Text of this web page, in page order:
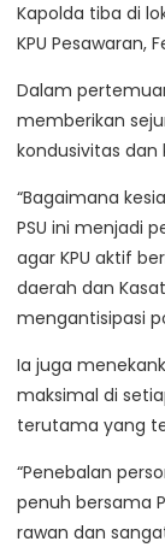
Kapolda tiba di
KPU Pesawaran,
Dalam
memberikan
kondusivitas dan
“Bagaimana
PSU ini menjadi
agar KPU aktif
daerah dan
mengantisipasi
Ia juga
maksimal di
terutama yang
“Penebalan
penuh bersama
rawan dan